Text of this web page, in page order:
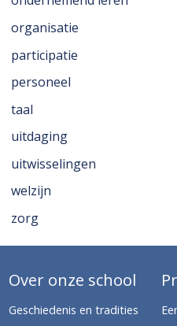
organisatie
participatie
personeel
taal
uitdaging
uitwisselingen
welzijn
zorg
Over onze school
Geschiedenis en tradities